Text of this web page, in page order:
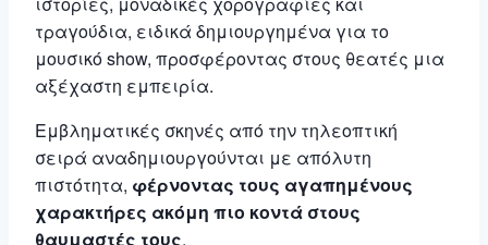
τραγούδια, ειδικά δημιουργημένα για το
μουσικό show, προσφέροντας στους θεατές μια
αξέχαστη εμπειρία.
Εμβληματικές σκηνές από την τηλεοπτική
σειρά αναδημιουργούνται με απόλυτη
πιστότητα, φέρνοντας τους αγαπημένους
χαρακτήρες ακόμη πιο κοντά στους
θαυμαστές τους.